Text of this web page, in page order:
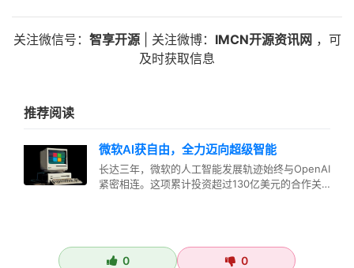
关注微信号： 智享开源| 关注微博： IMCN开源资讯网 ，可
及时获取信息
推荐阅读
微软AI获自由，全力迈向超级智能
长达三年，微软的人工智能发展轨迹始终与OpenAI
紧密相连。这项累计投资超过130亿美元的合作关
0 0